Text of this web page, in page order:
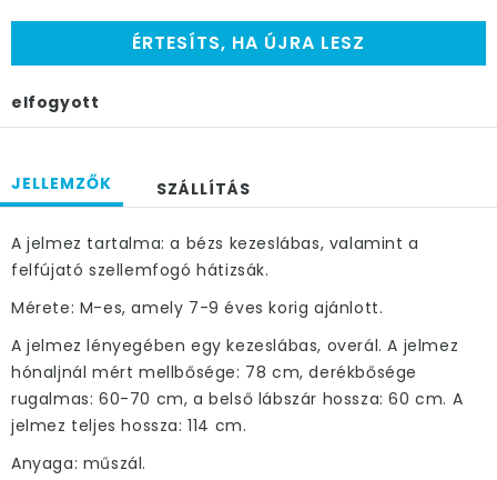
ÉRTESÍTS, HA ÚJRA LESZ
elfogyott
JELLEMZŐK SZÁLLÍTÁS
A jelmez tartalma: a bézs kezeslábas, valamint a
felfújató szellemfogó hátizsák.
Mérete: M-es, amely 7-9 éves korig ajánlott.
A jelmez lényegében egy kezeslábas, overál. A jelmez
hónaljnál mért mellbősége: 78 cm, derékbősége
rugalmas: 60-70 cm, a belső lábszár hossza: 60 cm. A
jelmez teljes hossza: 114 cm.
Anyaga: műszál.